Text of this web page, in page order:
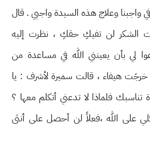
واجبنا وعلاج هذه السيدة واجبي . قال
الشكر لن تفيكِ حقكِ ، نظرت إليه
لي بأن يعينني الله في مساعدة من
هيفاء ، قالت سميرة لأشرف : يا
تناسبك فلماذا لا تدعني أتكلم معها ؟
على الله ،فعلاً لن أحصل على أنثى